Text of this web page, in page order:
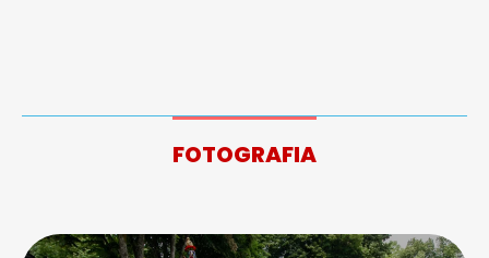
FOTOGRAFIA